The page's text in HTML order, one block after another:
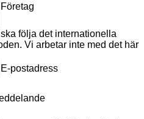
Företag
följa det internationella
Vi arbetar inte med det här
E-postadress